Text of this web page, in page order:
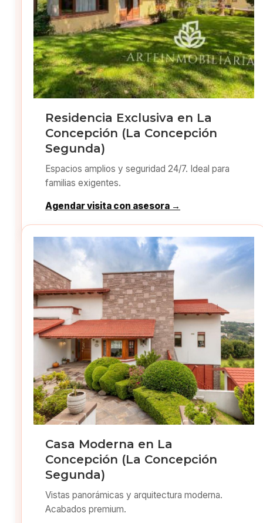
Residencia Exclusiva en La
Concepción (La Concepción
Segunda)
Espacios amplios y seguridad 24/7. Ideal para
familias exigentes.
Agendar visita con asesora →
Casa Moderna en La
Concepción (La Concepción
Segunda)
Vistas panorámicas y arquitectura moderna.
Acabados premium.